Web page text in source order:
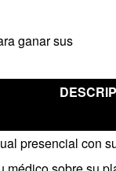
ganar sus
presencial con